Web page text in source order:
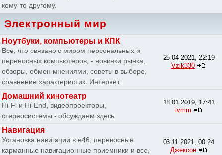
кому-то другому.
Электронный мир
Ноутбуки, компьютеры и КПК
Все, что связано с миром персональных и
переносных компьютеров, - новинки рынка,
обзоры, обмен мнениями, советы в выборе,
сравнение характеристик. Интернет.
25 04 2021, 22:19
Vzik330
Домашний кинотеатр
Hi-Fi и Hi-End, видеопроекторы,
стереосистемы - обсуждаем здесь
18 01 2019, 17:41
ivmm
Навигация
Установка навигации в e46, переносные
карманные навигационные приемники и все,
03 11 2021, 00:24
Джексон